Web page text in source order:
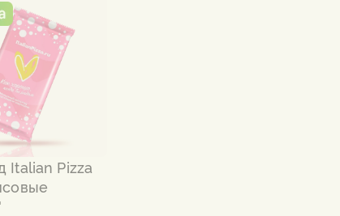
Italian Pizza